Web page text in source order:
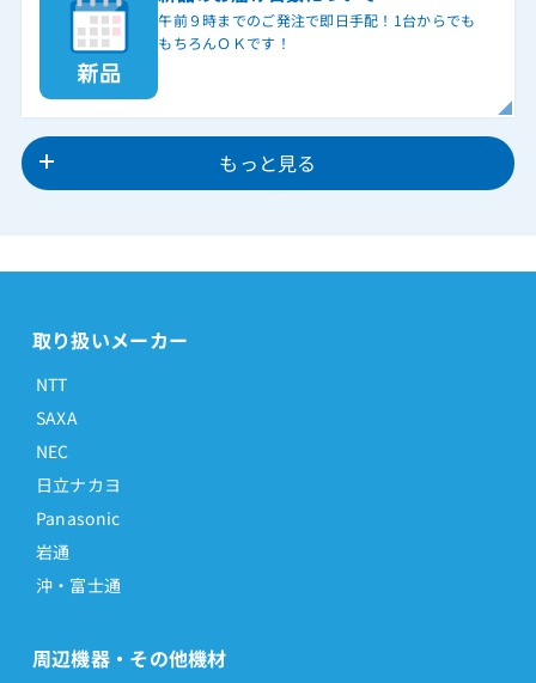
午前９時までのご発注で即日手配！1台からでも
もちろんＯＫです！
もっと見る
取り扱いメーカー
NTT
SAXA
NEC
日立ナカヨ
Panasonic
岩通
沖・富士通
周辺機器・その他機材